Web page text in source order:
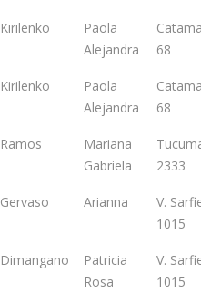
Kirilenko
Paola
Alejandra
68
Kirilenko
Paola
Alejandra
68
Ramos
Mariana
Gabriela
2333
Gervaso Arianna
V.
1015
Dimangano
Patricia
Rosa
V.
1015